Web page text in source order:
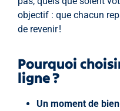
objectif : que chacun
de revenir !
Pourquoi
ligne ?
Un moment de